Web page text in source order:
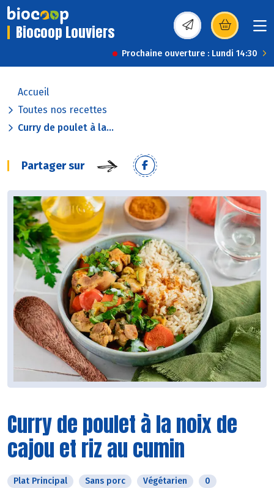
Biocoop Louviers (s’ouvre dans une
Prochaine ouverture : Lundi 14:30
Accueil
Toutes nos recettes
Curry de poulet à la...
Partager sur
Curry de poulet à la noix de
cajou et riz au cumin
Plat Principal Sans porc Végétarien 0